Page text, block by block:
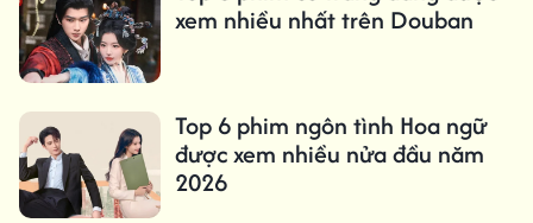
xem nhiều nhất trên Douban
Top 6 phim ngôn tình Hoa ngữ
được xem nhiều nửa đầu năm
2026